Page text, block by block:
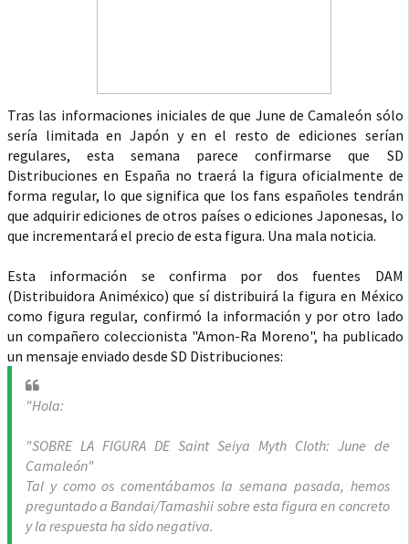
Tras las informaciones iniciales de que June de Camaleón sólo
sería limitada en Japón y en el resto de ediciones serían
regulares, esta semana parece confirmarse que SD
Distribuciones en España no traerá la figura oficialmente de
forma regular, lo que significa que los fans españoles tendrán
que adquirir ediciones de otros países o ediciones Japonesas, lo
que incrementará el precio de esta figura. Una mala noticia.
Esta información se confirma por dos fuentes DAM
(Distribuidora Animéxico) que sí distribuirá la figura en México
como figura regular, confirmó la información y por otro lado
un compañero coleccionista "Amon-Ra Moreno", ha publicado
un mensaje enviado desde SD Distribuciones:
"Hola:
"SOBRE LA FIGURA DE Saint Seiya Myth Cloth: June de
Camaleón"
Tal y como os comentábamos la semana pasada, hemos
preguntado a Bandai/Tamashii sobre esta figura en concreto
y la respuesta ha sido negativa.